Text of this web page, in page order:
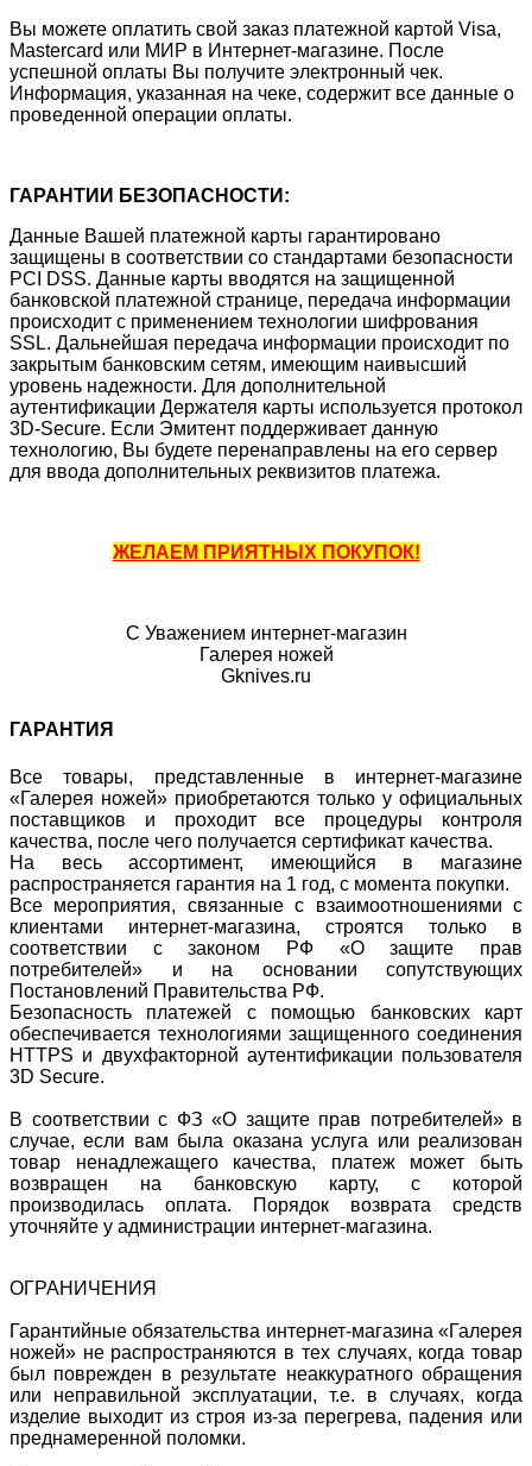
Вы можете оплатить свой заказ платежной картой Visa,
Mastercard или МИР в Интернет-магазине. После
успешной оплаты Вы получите электронный чек.
Информация, указанная на чеке, содержит все данные о
проведенной операции оплаты.
ГАРАНТИИ БЕЗОПАСНОСТИ:
Данные Вашей платежной карты гарантировано
защищены в соответствии со стандартами безопасности
PCI DSS. Данные карты вводятся на защищенной
банковской платежной странице, передача информации
происходит с применением технологии шифрования
SSL. Дальнейшая передача информации происходит по
закрытым банковским сетям, имеющим наивысший
уровень надежности. Для дополнительной
аутентификации Держателя карты используется протокол
3D-Secure. Если Эмитент поддерживает данную
технологию, Вы будете перенаправлены на его сервер
для ввода дополнительных реквизитов платежа.
ЖЕЛАЕМ ПРИЯТНЫХ ПОКУПОК!
С Уважением интернет-магазин
Галерея ножей
Gknives.ru
ГАРАНТИЯ
Все товары, представленные в интернет-магазине
«Галерея ножей» приобретаются только у официальных
поставщиков и проходит все процедуры контроля
качества, после чего получается сертификат качества.
На весь ассортимент, имеющийся в магазине
распространяется гарантия на 1 год, с момента покупки.
Все мероприятия, связанные с взаимоотношениями с
клиентами интернет-магазина, строятся только в
соответствии с законом РФ «О защите прав
потребителей» и на основании сопутствующих
Постановлений Правительства РФ.
Безопасность платежей с помощью банковских карт
обеспечивается технологиями защищенного соединения
HTTPS и двухфакторной аутентификации пользователя
3D Secure.
В соответствии с ФЗ «О защите прав потребителей» в
случае, если вам была оказана услуга или реализован
товар ненадлежащего качества, платеж может быть
возвращен на банковскую карту, с которой
производилась оплата. Порядок возврата средств
уточняйте у администрации интернет-магазина.
ОГРАНИЧЕНИЯ
Гарантийные обязательства интернет-магазина «Галерея
ножей» не распространяются в тех случаях, когда товар
был поврежден в результате неаккуратного обращения
или неправильной эксплуатации, т.е. в случаях, когда
изделие выходит из строя из-за перегрева, падения или
преднамеренной поломки.